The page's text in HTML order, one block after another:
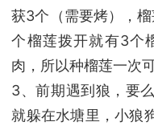
获3个（需要烤），
个榴莲拨开就有3个
肉，所以种榴莲一次
3、前期遇到狼，要
就躲在水塘里，小狼